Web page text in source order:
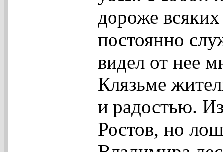
дороже
постоянно
видел от нее
Клязьме
и радостью.
Ростов, но